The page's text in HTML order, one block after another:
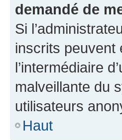
demandé de
Si
inscrits peuvent
l’intermédiaire
malveillante du
utilisateurs
Haut